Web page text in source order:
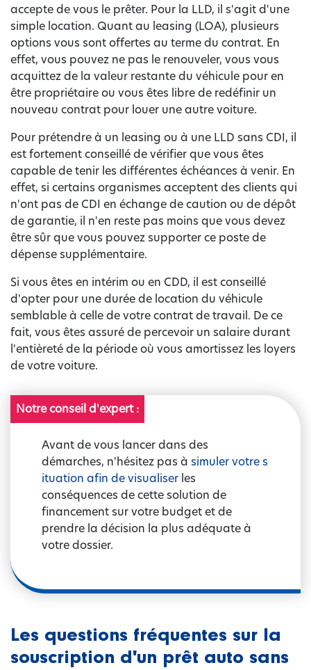
accepte de vous le prêter. Pour la LLD, il s'agit d'une
simple location. Quant au leasing (LOA), plusieurs
options vous sont offertes au terme du contrat. En
effet, vous pouvez ne pas le renouveler, vous vous
acquittez de la valeur restante du véhicule pour en
être propriétaire ou vous êtes libre de redéfinir un
nouveau contrat pour louer une autre voiture.
Pour prétendre à un leasing ou à une LLD sans CDI, il
est fortement conseillé de vérifier que vous êtes
capable de tenir les différentes échéances à venir. En
effet, si certains organismes acceptent des clients qui
n'ont pas de CDI en échange de caution ou de dépôt
de garantie, il n'en reste pas moins que vous devez
être sûr que vous pouvez supporter ce poste de
dépense supplémentaire.
Si vous êtes en intérim ou en CDD, il est conseillé
d'opter pour une durée de location du véhicule
semblable à celle de votre contrat de travail. De ce
fait, vous êtes assuré de percevoir un salaire durant
l'entièreté de la période où vous amortissez les loyers
de votre voiture.
Notre conseil d'expert :
Avant de vous lancer dans des
démarches, n'hésitez pas à simuler votre s
ituation afin de visualiser les
conséquences de cette solution de
financement sur votre budget et de
prendre la décision la plus adéquate à
votre dossier.
Les questions fréquentes sur la
souscription d'un prêt auto sans